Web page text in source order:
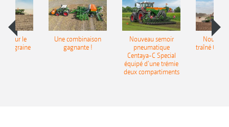
pour le
Une combinaison
gagnante !
Nouveau semoir
pneumatique
Centaya-C Special
équipé d’une trémie
deux compartiments
traîné